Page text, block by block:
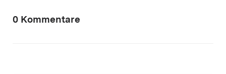
0 Kommentare